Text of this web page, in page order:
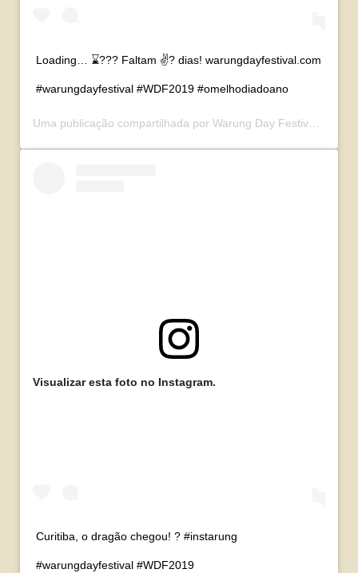
Loading… ⌛??? Faltam ✌? dias! warungdayfestival.com
#warungdayfestival #WDF2019 #omelhodiadoano
Uma publicação compartilhada por Warung Day Festival
Visualizar esta foto no Instagram.
Curitiba, o dragão chegou! ? #instarung
#warungdayfestival #WDF2019